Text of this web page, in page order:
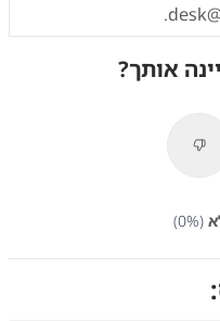
.
אותך?
(
0%)